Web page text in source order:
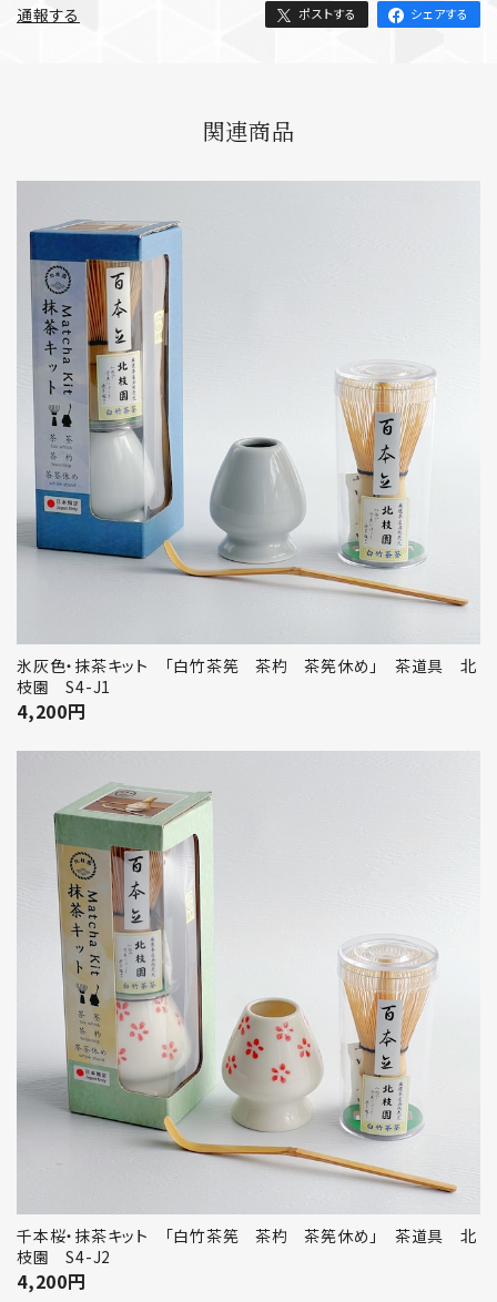
通報する ポストする シェアする
関連商品
氷灰色・抹茶キット 「白竹茶筅 茶杓 茶筅休め」 茶道具 北
枝園 S4-J1
4,200円
千本桜・抹茶キット 「白竹茶筅 茶杓 茶筅休め」 茶道具 北
枝園 S4-J2
4,200円